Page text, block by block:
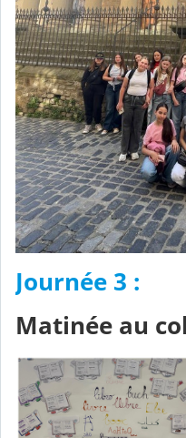
Journée 3 :
Matinée au